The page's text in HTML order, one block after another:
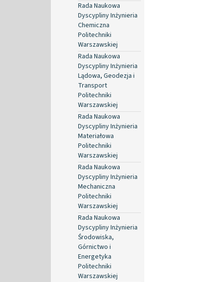
Rada Naukowa
Dyscypliny Inżynieria
Chemiczna
Politechniki
Warszawskiej
Rada Naukowa
Dyscypliny Inżynieria
Lądowa, Geodezja i
Transport
Politechniki
Warszawskiej
Rada Naukowa
Dyscypliny Inżynieria
Materiałowa
Politechniki
Warszawskiej
Rada Naukowa
Dyscypliny Inżynieria
Mechaniczna
Politechniki
Warszawskiej
Rada Naukowa
Dyscypliny Inżynieria
Środowiska,
Górnictwo i
Energetyka
Politechniki
Warszawskiej